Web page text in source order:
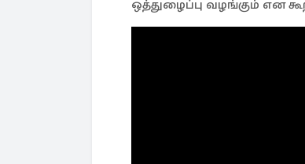
ஒத்துழைப்பு வழங்கும் என